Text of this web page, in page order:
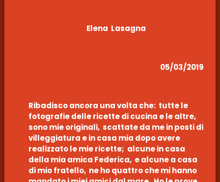
Elena Lasagna
05/03/2019
Ribadisco ancora una volta che: tutte le
fotografie delle ricette di cucina e le altre,
sono mie originali, scattate da me in posti di
villeggiatura e in casa mia dopo avere
realizzato le mie ricette; alcune in casa
della mia amica Federica, e alcune a casa
di mio fratello, ne ho quattro che mi hanno